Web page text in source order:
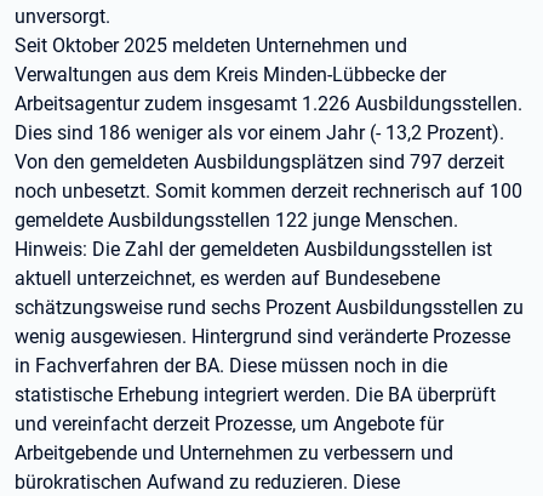
unversorgt.
Seit Oktober 2025 meldeten Unternehmen und
Verwaltungen aus dem Kreis Minden-Lübbecke der
Arbeitsagentur zudem insgesamt 1.226 Ausbildungsstellen.
Dies sind 186 weniger als vor einem Jahr (- 13,2 Prozent).
Von den gemeldeten Ausbildungsplätzen sind 797 derzeit
noch unbesetzt. Somit kommen derzeit rechnerisch auf 100
gemeldete Ausbildungsstellen 122 junge Menschen.
Hinweis: Die Zahl der gemeldeten Ausbildungsstellen ist
aktuell unterzeichnet, es werden auf Bundesebene
schätzungsweise rund sechs Prozent Ausbildungsstellen zu
wenig ausgewiesen. Hintergrund sind veränderte Prozesse
in Fachverfahren der BA. Diese müssen noch in die
statistische Erhebung integriert werden. Die BA überprüft
und vereinfacht derzeit Prozesse, um Angebote für
Arbeitgebende und Unternehmen zu verbessern und
bürokratischen Aufwand zu reduzieren. Diese